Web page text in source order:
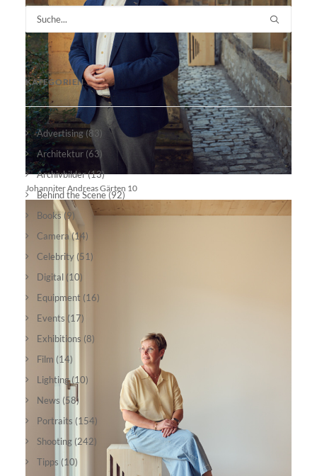
Johanniter Andreas Gärten 10
KATEGORIEN
Advertising(83)
Architektur (63)
Archivbilder(13)
Behind the Scene(92)
Books(9)
Camera(14)
Celebrity (51)
Digital (10)
Equipment (16)
Events (17)
Exhibitions (8)
Film (14)
Lighting(10)
News (58)
Portraits (154)
Shooting (242)
Tipps (10)